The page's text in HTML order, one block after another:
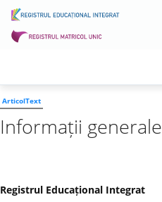
ArticolText
Informații generale
Registrul Educațional Integrat